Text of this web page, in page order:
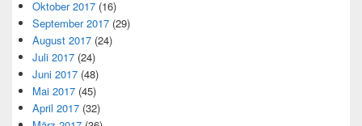
Oktober 2017 (16)
September 2017 (29)
August 2017 (24)
Juli 2017 (24)
Juni 2017 (48)
Mai 2017 (45)
April 2017 (32)